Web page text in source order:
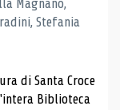
Magnano,
Stefania
di Santa Croce
Biblioteca